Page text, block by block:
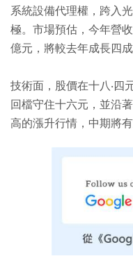
系統設備代理權，跨入
極。市場預估，今年營
億元，將較去年成長四成
技術面，股價在十八‧四
回檔守住十六元，並沿
高的漲升行情，中期將